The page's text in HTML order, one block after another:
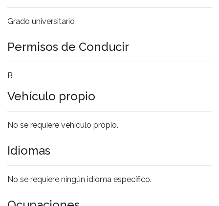
Grado universitario
Permisos de Conducir
B
Vehículo propio
No se requiere vehículo propio.
Idiomas
No se requiere ningún idioma específico.